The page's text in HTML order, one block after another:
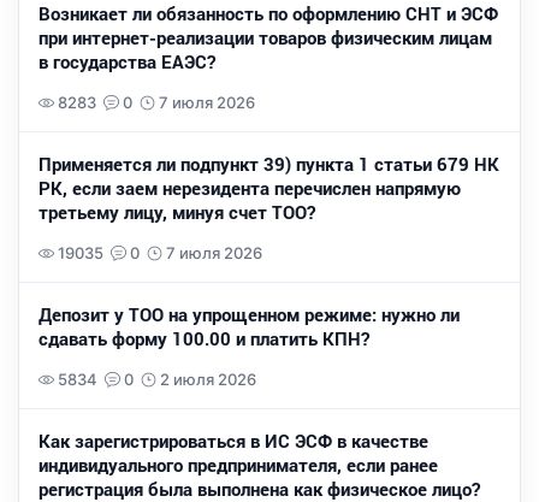
Возникает ли обязанность по оформлению СНТ и ЭСФ
при интернет-реализации товаров физическим лицам
в государства ЕАЭС?
8283 0 7 июля 2026
Применяется ли подпункт 39) пункта 1 статьи 679 НК
РК, если заем нерезидента перечислен напрямую
третьему лицу, минуя счет ТОО?
19035 0 7 июля 2026
Депозит у ТОО на упрощенном режиме: нужно ли
сдавать форму 100.00 и платить КПН?
5834 0 2 июля 2026
Как зарегистрироваться в ИС ЭСФ в качестве
индивидуального предпринимателя, если ранее
регистрация была выполнена как физическое лицо?